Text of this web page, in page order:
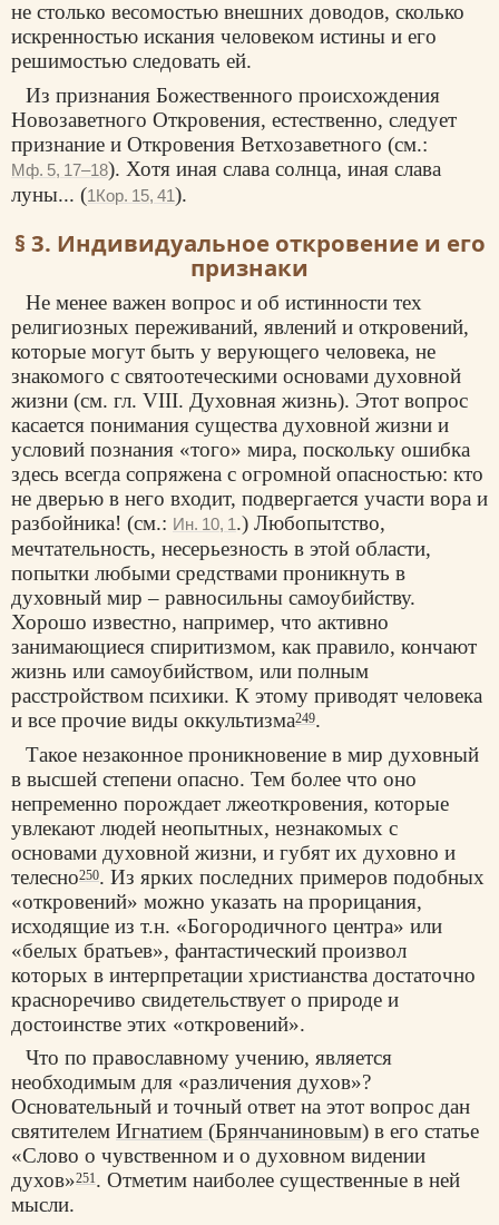
не столько весомостью внешних доводов, сколько
искренностью искания человеком истины и его
решимостью следовать ей.
Из признания Божественного происхождения
Новозаветного Откровения, естественно, следует
признание и Откровения Ветхозаветного (см.:
Мф. 5, 17–18). Хотя иная слава солнца, иная слава
луны... (1Кор. 15, 41).
§ 3. Индивидуальное откровение и его
признаки
Не менее важен вопрос и об истинности тех
религиозных переживаний, явлений и откровений,
которые могут быть у верующего человека, не
знакомого с святоотеческими основами духовной
жизни (см. гл. VIII. Духовная жизнь). Этот вопрос
касается понимания существа духовной жизни и
условий познания «того» мира, поскольку ошибка
здесь всегда сопряжена с огромной опасностью: кто
не дверью в него входит, подвергается участи вора и
разбойника! (см.: Ин. 10, 1.) Любопытство,
мечтательность, несерьезность в этой области,
попытки любыми средствами проникнуть в
духовный мир – равносильны самоубийству.
Хорошо известно, например, что активно
занимающиеся спиритизмом, как правило, кончают
жизнь или самоубийством, или полным
расстройством психики. К этому приводят человека
и все прочие виды оккультизма249.
Такое незаконное проникновение в мир духовный
в высшей степени опасно. Тем более что оно
непременно порождает лжеоткровения, которые
увлекают людей неопытных, незнакомых с
основами духовной жизни, и губят их духовно и
телесно250. Из ярких последних примеров подобных
«откровений» можно указать на прорицания,
исходящие из т.н. «Богородичного центра» или
«белых братьев», фантастический произвол
которых в интерпретации христианства достаточно
красноречиво свидетельствует о природе и
достоинстве этих «откровений».
Что по православному учению, является
необходимым для «различения духов»?
Основательный и точный ответ на этот вопрос дан
святителем Игнатием (Брянчаниновым) в его статье
«Слово о чувственном и о духовном видении
духов»251. Отметим наиболее существенные в ней
мысли.